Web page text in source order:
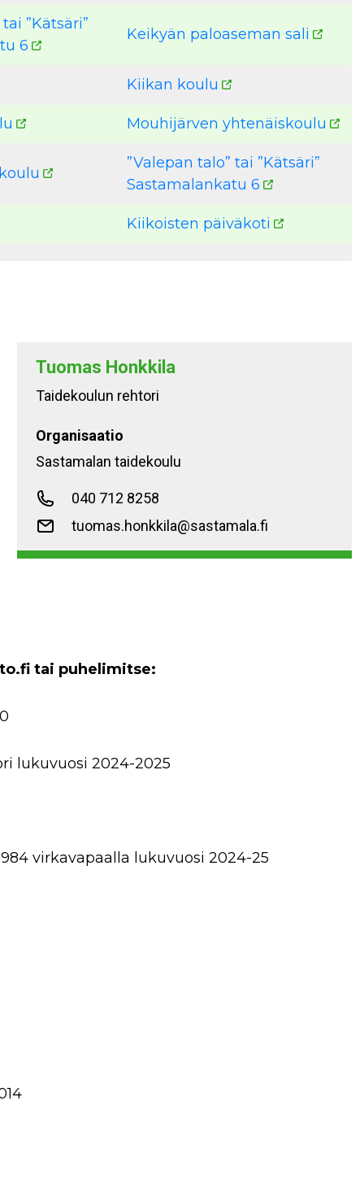
”Kätsäri”
6
Keikyän paloaseman sali
Kiikan koulu
Mouhijärven yhtenäiskoulu
”Valepan talo” tai ”Kätsäri”
Sastamalankatu 6
Kiikoisten päiväkoti
Tuomas Honkkila
Taidekoulun rehtori
Organisaatio
Sastamalan taidekoulu
040 712 8258
tuomas.honkkila@sastamala.fi
tai puhelimitse:
lukuvuosi 2024-2025
virkavapaalla lukuvuosi 2024-25